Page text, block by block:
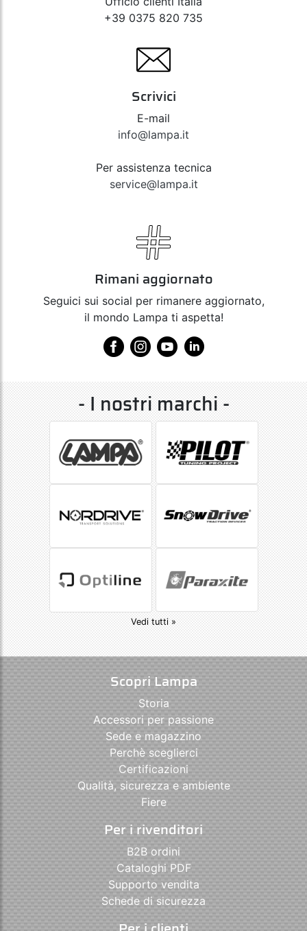
+39 0375 820 735
Scrivici
E-mail
info@lampa.it
Per assistenza tecnica
service@lampa.it
Rimani aggiornato
Seguici sui social per rimanere aggiornato,
il mondo Lampa ti aspetta!
- I nostri marchi -
Vedi tutti »
Scopri Lampa
Storia
Accessori per passione
Sede e magazzino
Perchè sceglierci
Certificazioni
Qualità, sicurezza e ambiente
Fiere
Per i rivenditori
B2B ordini
Cataloghi PDF
Supporto vendita
Schede di sicurezza